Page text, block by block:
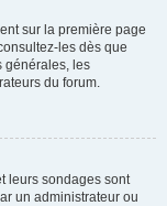
sur la première page
les dès que
générales, les
du forum.
leurs sondages sont
un administrateur ou